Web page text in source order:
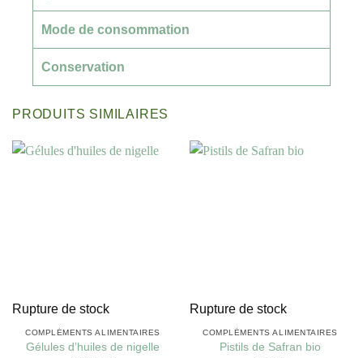
Mode de consommation
Conservation
PRODUITS SIMILAIRES
Rupture de stock
COMPLÉMENTS ALIMENTAIRES
Gélules d’huiles de nigelle
Rupture de stock
COMPLÉMENTS ALIMENTAIRES
Pistils de Safran bio